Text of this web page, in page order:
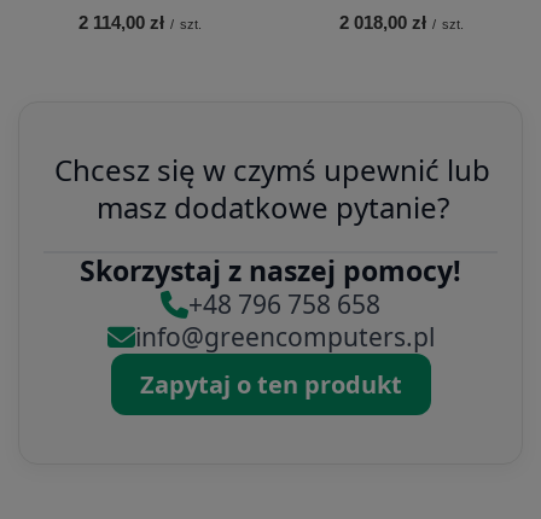
2 114,00 zł / szt. 2 018,00 zł / szt.
Chcesz się w czymś upewnić lub
masz dodatkowe pytanie?
Skorzystaj z naszej pomocy!
+48 796 758 658
info@greencomputers.pl
Zapytaj o ten produkt